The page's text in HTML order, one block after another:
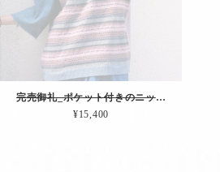
完売御礼_ポケット付きのニットベスト（ブルーMix）
¥15,400